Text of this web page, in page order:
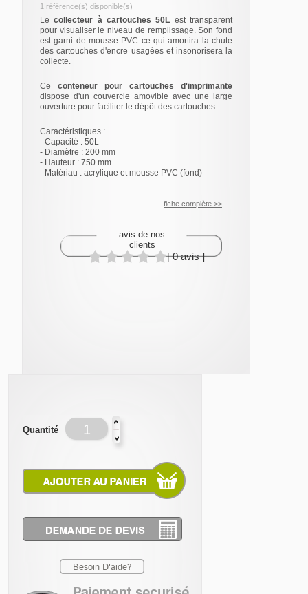
1 référence(s) disponible(s)
Lecollecteur à cartouches 50L est transparent
pour visualiser le niveau de remplissage. Son fond
est garni de mousse PVC ce qui amortira la chute
des cartouches d'encre usagées et insonorisera la
collecte.
Ce conteneur pour cartouches d'imprimante
dispose d'un couvercle amovible avec une large
ouverture pour faciliter le dépôt des cartouches.
Caractéristiques :
- Capacité : 50L
- Diamètre : 200 mm
- Hauteur : 750 mm
- Matériau : acrylique et mousse PVC (fond)
fiche complète >>
avis de nos
clients
[ 0 avis ]
Quantité
Besoin D'aide?